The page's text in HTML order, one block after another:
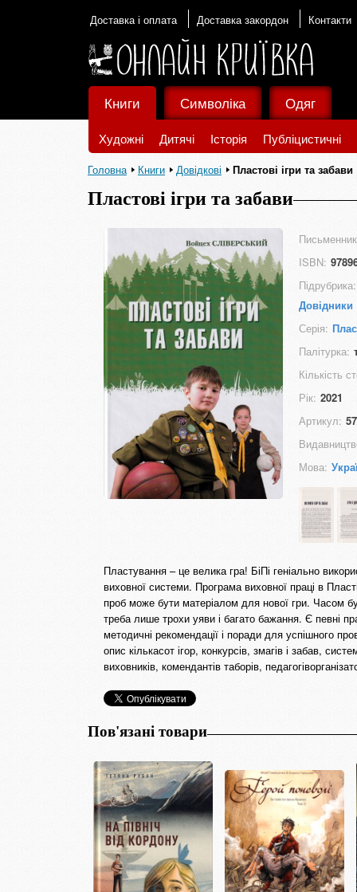
Доставка і оплата Доставка закордон Контакти
Книги
Художні Дитячі Історія Публіцистичні
Символіка Одяг
Головна Книги Довідкові Пластові ігри та забави
Пластові ігри та забави
ISBN:
Підрубрика:
Довідники
Серія:
Палітурка:
Кількість
Рік: 2021
Артикул:
Мова:
Пластування – це велика гра! БіПі геніально
виховної системи. Програма виховної праці в
проб може бути матеріалом для нової гри. Часом
треба лише трохи уяви і багато бажання. Є певні
методичні рекомендації і поради для успішного
опис кількасот ігор, конкурсів, змагів і забав,
виховників, комендантів таборів,
Пов'язані товари